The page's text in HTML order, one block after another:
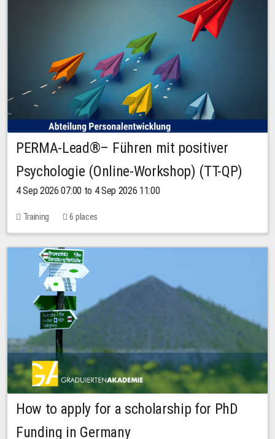
PERMA-Lead®– Führen mit positiver
Psychologie (Online-Workshop) (TT-QP)
4 Sep 2026 07:00 to 4 Sep 2026 11:00
Training 6 places
How to apply for a scholarship for PhD
Funding in Germany